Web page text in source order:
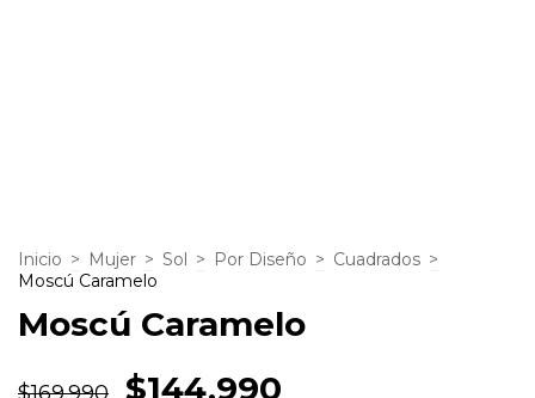
Inicio > Mujer > Sol > Por Diseño > Cuadrados >
Moscú Caramelo
Moscú Caramelo
$144.990